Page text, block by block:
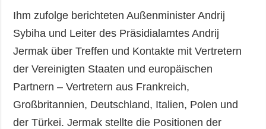
Ihm zufolge berichteten Außenminister Andrij
Sybiha und Leiter des Präsidialamtes Andrij
Jermak über Treffen und Kontakte mit Vertretern
der Vereinigten Staaten und europäischen
Partnern – Vertretern aus Frankreich,
Großbritannien, Deutschland, Italien, Polen und
der Türkei. Jermak stellte die Positionen der